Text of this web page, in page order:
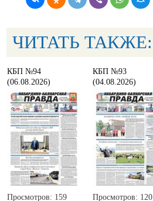
ЧИТАТЬ ТАКЖЕ:
КБП №94
(06.08.2026)
Просмотров: 159
КБП №93
(04.08.2026)
Просмотров: 120